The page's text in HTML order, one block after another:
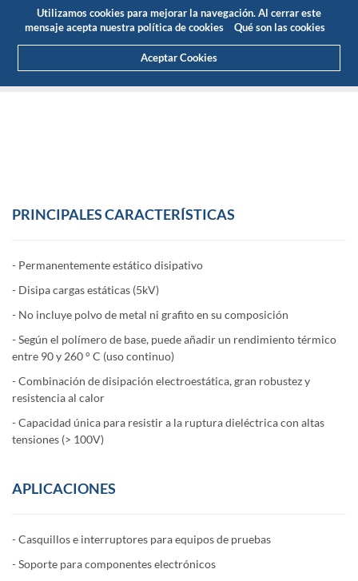
Utilizamos cookies para mejorar la navegación. Al cerrar este
mensaje acepta nuestra política de cookies
Qué son las cookies
Aceptar Cookies
Área Cliente
Presupuesto(0)
PRINCIPALES CARACTERÍSTICAS
- Permanentemente estático disipativo
- Disipa cargas estáticas (5kV)
- No incluye polvo de metal ni grafito en su composición
- Según el polímero de base, puede añadir un rendimiento térmico
entre 90 y 260 ° C (uso continuo)
- Combinación de disipación electroestática, gran robustez y
resistencia al calor
- Capacidad única para resistir a la ruptura dieléctrica con altas
tensiones (> 100V)
APLICACIONES
- Casquillos e interruptores para equipos de pruebas
- Soporte para componentes electrónicos